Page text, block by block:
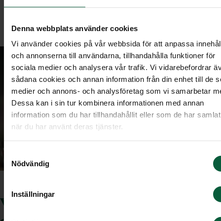
Denna webbplats använder cookies
Vi använder cookies på vår webbsida för att anpassa
och annonserna till användarna, tillhandahålla funktioner för
sociala medier och analysera vår trafik. Vi vidarebefordrar
sådana cookies och annan information från din enhet till de
medier och annons- och analysföretag som vi samarbetar
Dessa kan i sin tur kombinera informationen med annan
information som du har tillhandahållit eller som de har
när du har använt deras tjänster.
Nödvändig
Inställningar
komma på något som kan göras bättre. Tack!"
Vill du beställa en begravning av